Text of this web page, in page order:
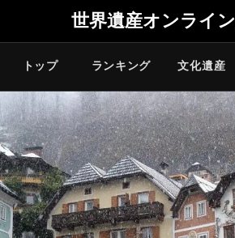
世界遺産オンライ
トップ ランキング 文化遺産